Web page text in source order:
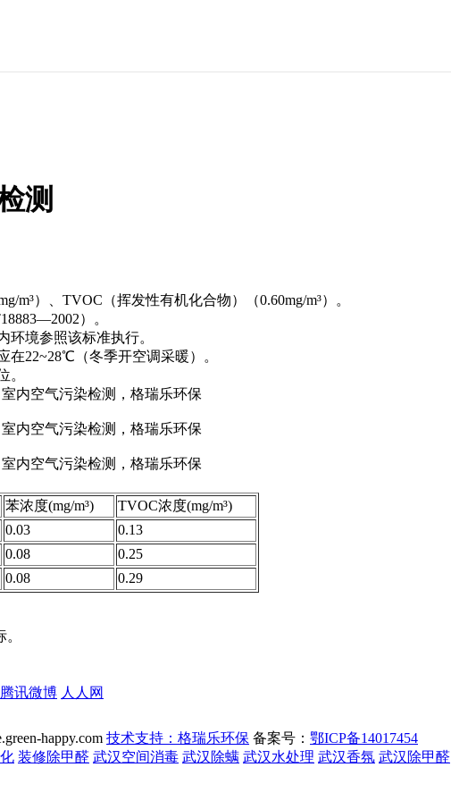
测
m³）、TVOC（挥发性有机化合物）（0.60mg/m³）。
）。
环境参照该标准执行。
在22~28℃（冬季开空调采暖）。
。
苯浓度(mg/m³)
TVOC浓度(mg/m³)
0.03
0.13
0.08
0.25
0.08 0.29
腾讯微博 人人网
happy.com 技术支持：格瑞乐环保 备案号： 鄂ICP备14017454
装修除甲醛 武汉空间消毒 武汉除螨 武汉水处理 武汉香氛 武汉除甲醛